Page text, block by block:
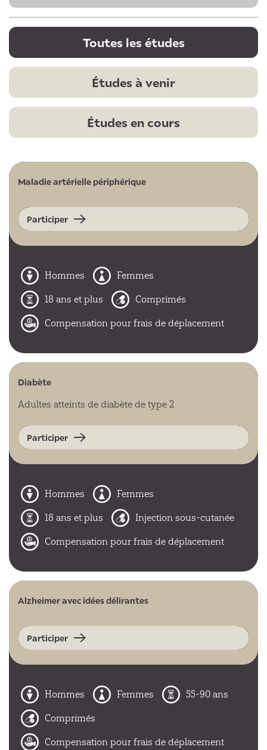
Toutes les études
Études à venir
Études en cours
Maladie artérielle périphérique
Participer
Hommes Femmes
18 ans et plus Comprimés
Compensation pour frais de déplacement
Diabète
Adultes atteints de diabète de type 2
Participer
Hommes Femmes
18 ans et plus Injection sous-cutanée
Compensation pour frais de déplacement
Alzheimer avec idées délirantes
Participer
Hommes Femmes 55-90 ans
Comprimés
Compensation pour frais de déplacement